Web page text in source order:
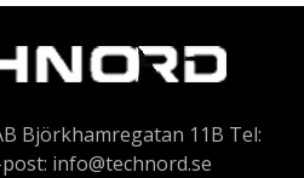
Björkhamregatan 11B Tel:
info@technord.se